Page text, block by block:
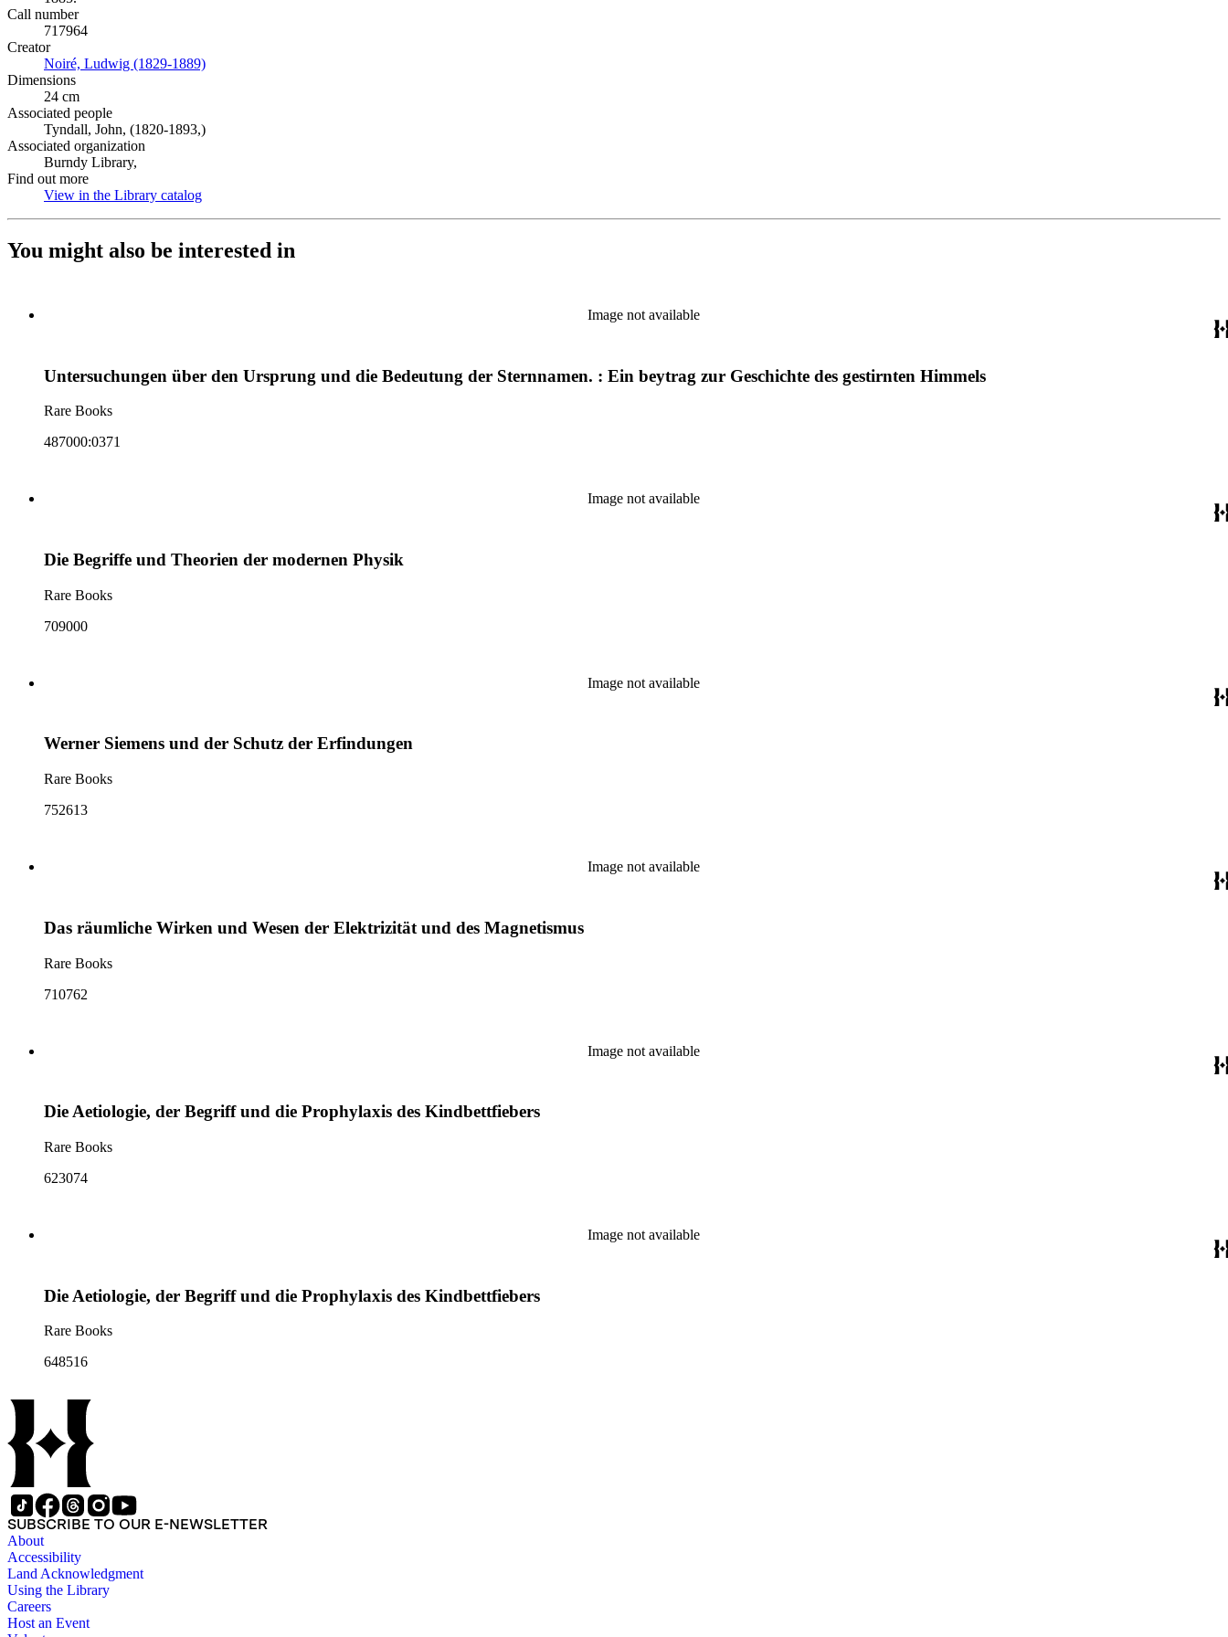
Call number
717964
Creator
Noiré, Ludwig (1829-1889)
Dimensions
24 cm
Associated people
Tyndall, John, (1820-1893,)
Associated organization
Burndy Library,
Find out more
View in the Library catalog
You might also be interested in
Image not available
Untersuchungen über den Ursprung und die Bedeutung der Sternnamen. : Ein beytrag zur Geschichte des gestirnten Himmels
Rare Books
487000:0371
Image not available
Die Begriffe und Theorien der modernen Physik
Rare Books
709000
Image not available
Werner Siemens und der Schutz der Erfindungen
Rare Books
752613
Image not available
Das räumliche Wirken und Wesen der Elektrizität und des Magnetismus
Rare Books
710762
Image not available
Die Aetiologie, der Begriff und die Prophylaxis des Kindbettfiebers
Rare Books
623074
Image not available
Die Aetiologie, der Begriff und die Prophylaxis des Kindbettfiebers
Rare Books
648516
SUBSCRIBE TO OUR E-NEWSLETTER
About
Accessibility
Land Acknowledgment
Using the Library
Careers
Host an Event